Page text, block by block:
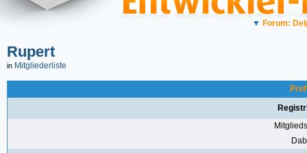
▼ Forum:
Rupert
in Mitgliederliste